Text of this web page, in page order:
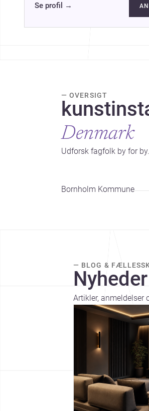
Se profil →
— OVERSIGT
Denmark
Udforsk fagfolk by for by.
Bornholm Kommune
— BLOG &
Artikler, anmeldelser